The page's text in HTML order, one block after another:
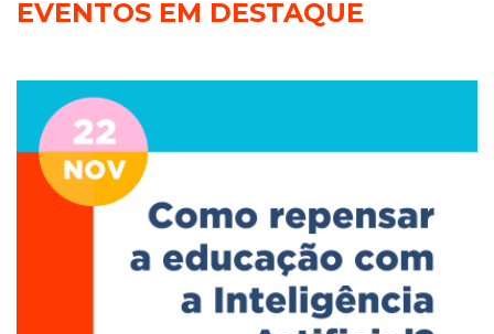
EVENTOS EM DESTAQUE